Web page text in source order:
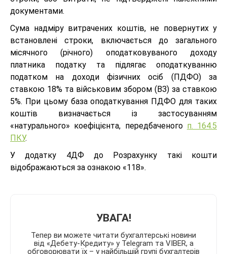
документами.
Сума надміру витрачених коштів, не повернутих у
встановлені строки, включається до загального
місячного (річного) оподатковуваного доходу
платника податку та підлягає оподаткуванню
податком на доходи фізичних осіб (ПДФО) за
ставкою 18% та військовим збором (ВЗ) за ставкою
5%. При цьому база оподаткування ПДФО для таких
коштів визначається із застосуванням
«натурального» коефіцієнта, передбаченого п. 164.5
ПКУ.
У додатку 4ДФ до Розрахунку такі кошти
відображаються за ознакою «118».
УВАГА!
Тепер ви можете читати бухгалтерські новини
від «Дебету-Кредиту» у Telegram та VIBER, а
обговорювати їх – у найбільшій групі бухгалтерів